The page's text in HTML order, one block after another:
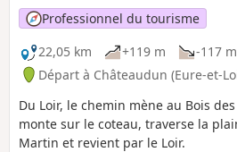
Professionnel du tourisme
22,05 km
+119 m -117 m
Départ à Châteaudun (Eure-et-
Du Loir, le chemin mène au Bois
monte sur le coteau, traverse la
Martin et revient par le Loir.